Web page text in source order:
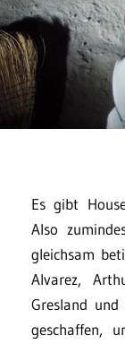
Es gibt
Also
gleichsam
Alvarez,
Gresland
geschaffen,